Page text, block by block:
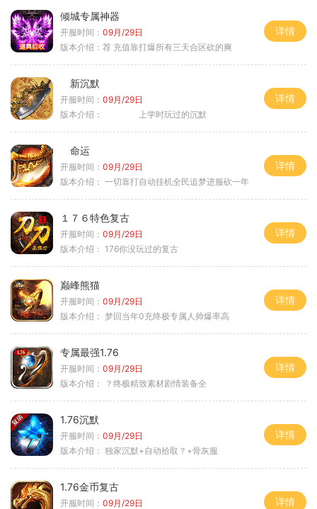
倾城专属神器
开服时间： 09月/29日
版本介绍： 荐 充值靠打爆所有三天合区砍的爽
详情
新沉默
开服时间： 09月/29日
版本介绍：
上学时玩过的沉默
详情
命运
开服时间： 09月/29日
版本介绍： 一切靠打自动挂机全民追梦进服砍一年
详情
１７６特色复古
开服时间： 09月/29日
版本介绍： 176你没玩过的复古
详情
巅峰熊猫
开服时间： 09月/29日
版本介绍： 梦回当年0充终极专属人帅爆率高
详情
专属最强1.76
开服时间： 09月/29日
版本介绍：
？终极精致素材剧情装备全
详情
1.76沉默
开服时间： 09月/29日
版本介绍： 独家沉默+自动拾取？+骨灰服
详情
1.76金币复古
开服时间： 09月/29日
详情